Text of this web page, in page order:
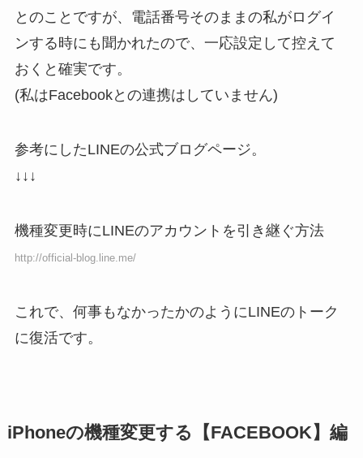
とのことですが、電話番号そのままの私がログイ
ンする時にも聞かれたので、一応設定して控えて
おくと確実です。
(私はFacebookとの連携はしていません)
参考にしたLINEの公式ブログページ。
↓↓↓
機種変更時にLINEのアカウントを引き継ぐ方法
http://official-blog.line.me/
これで、何事もなかったかのようにLINEのトーク
に復活です。
iPhoneの機種変更する【FACEBOOK】編